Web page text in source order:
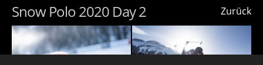
Zurück
Snow Polo 2020 Day 2